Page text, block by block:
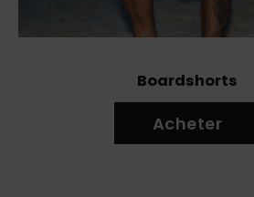
Boardshorts
Acheter